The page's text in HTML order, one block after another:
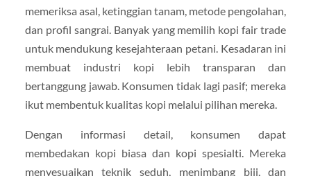
memeriksa asal, ketinggian tanam, metode pengolahan,
dan profil sangrai. Banyak yang memilih kopi fair trade
untuk mendukung kesejahteraan petani. Kesadaran ini
membuat industri kopi lebih transparan dan
bertanggung jawab. Konsumen tidak lagi pasif; mereka
ikut membentuk kualitas kopi melalui pilihan mereka.
Dengan informasi detail, konsumen dapat
membedakan kopi biasa dan kopi spesialti. Mereka
menyesuaikan teknik seduh, menimbang biji, dan